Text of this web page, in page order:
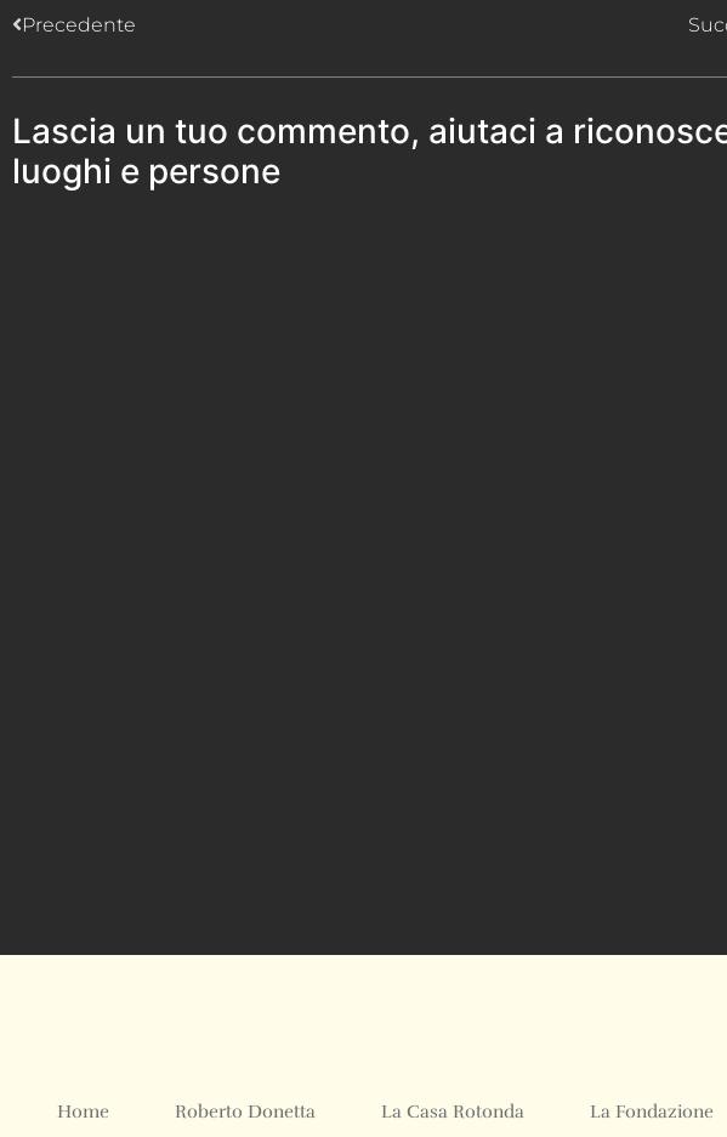
Precedente
Lascia un tuo commento, aiutaci a
luoghi e persone
Home Roberto Donetta La Casa Rotonda La Fondazione